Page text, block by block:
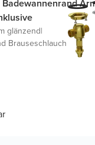
glänzend|
Brauseschlauch